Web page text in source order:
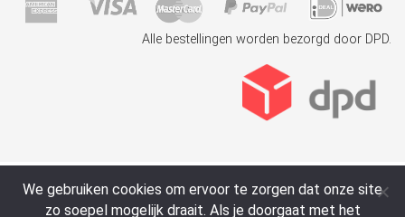
Alle bestellingen worden bezorgd door DPD.
We gebruiken cookies om ervoor te zorgen dat onze site
zo soepel mogelijk draait. Als je doorgaat met het